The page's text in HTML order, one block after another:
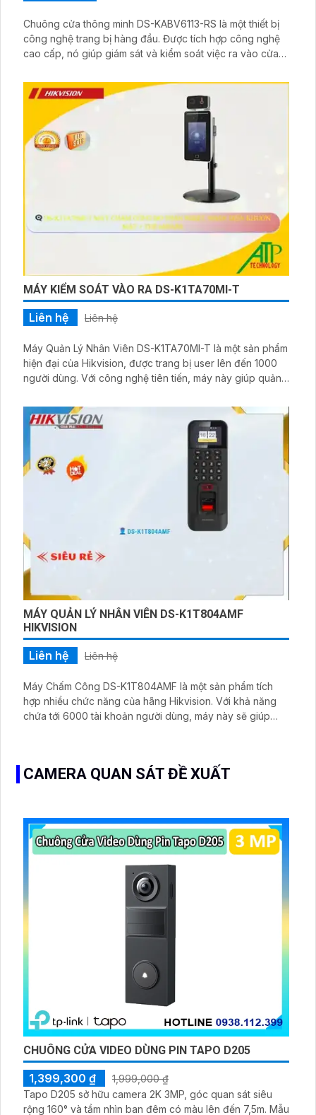
Chuông cửa thông minh DS-KABV6113-RS là một thiết bị
công nghệ trang bị hàng đầu. Được tích hợp công nghệ
cao cấp, nó giúp giám sát và kiểm soát việc ra vào cửa
khóa thông minh, lưu trữ hình ảnh và video chất lượng
cao
MÁY KIỂM SOÁT VÀO RA DS-K1TA70MI-T
Liên hệ Liên hệ
Máy Quản Lý Nhân Viên DS-K1TA70MI-T là một sản phẩm
hiện đại của Hikvision, được trang bị user lên đến 1000
người dùng. Với công nghệ tiên tiến, máy này giúp quản
T cung cấp tính năng chính xác, đáng tin cậy và an toàn
trong việc xác thực nhận dạng vân tay và khuôn mặt
MÁY QUẢN LÝ NHÂN VIÊN DS-K1T804AMF
HIKVISION
Liên hệ Liên hệ
Máy Chấm Công DS-K1T804AMF là một sản phẩm tích
hợp nhiều chức năng của hãng Hikvision. Với khả năng
chứa tới 6000 tài khoản người dùng, máy này sẽ giúp
thời gian làm việc
CAMERA QUAN SÁT ĐỀ XUẤT
CHUÔNG CỬA VIDEO DÙNG PIN TAPO D205
1,399,300 ₫
1,999,000 ₫
Tapo D205 sở hữu camera 2K 3MP, góc quan sát siêu
rộng 160° và tầm nhìn ban đêm có màu lên đến 7,5m. Mẫu